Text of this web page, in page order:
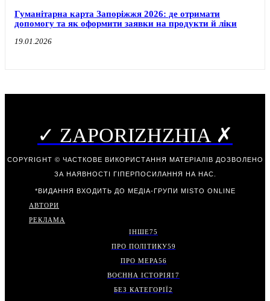
Гуманітарна карта Запоріжжя 2026: де отримати
допомогу та як оформити заявки на продукти й ліки
19.01.2026
✓ ZAPORIZHZHIA ✗
COPYRIGHT © ЧАСТКОВЕ ВИКОРИСТАННЯ МАТЕРІАЛІВ ДОЗВОЛЕНО
ЗА НАЯВНОСТІ ГІПЕРПОСИЛАННЯ НА НАС.
*ВИДАННЯ ВХОДИТЬ ДО МЕДІА-ГРУПИ MISTO ONLINE
АВТОРИ
РЕКЛАМА
ІНШЕ75
ПРО ПОЛІТИКУ59
ПРО МЕРА56
ВОЄННА ІСТОРІЯ17
БЕЗ КАТЕГОРІЇ2